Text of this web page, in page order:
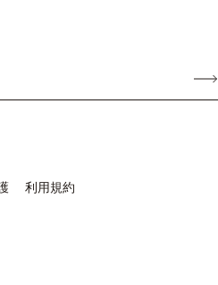
利用規約